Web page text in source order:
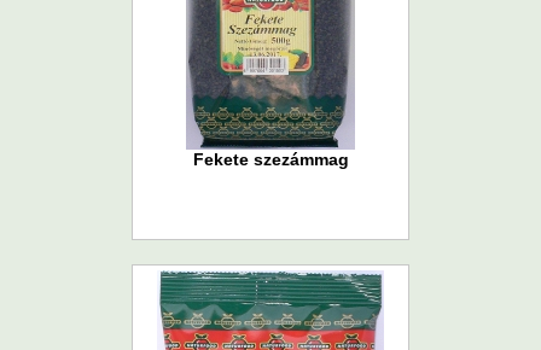
Fekete szezámmag